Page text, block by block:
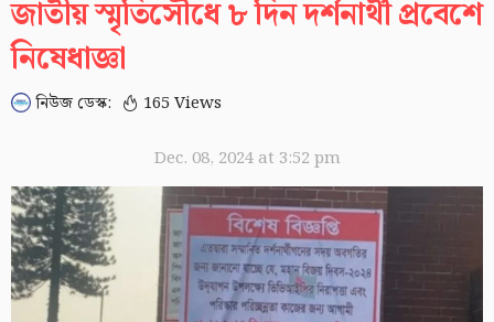
জাতীয় স্মৃতিসৌধে ৮ দিন দর্শনার্থী প্রবেশে
নিষেধাজ্ঞা
নিউজ ডেস্ক: 165 Views
Dec. 08, 2024 at 3:52 pm